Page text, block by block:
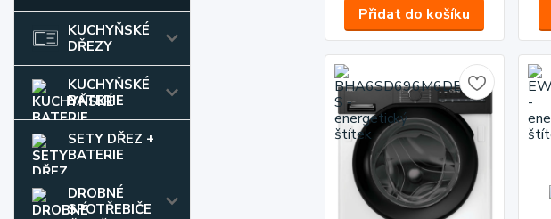
KUCHYŇSKÉ
DŘEZY
KUCHYŇSKÉ
BATERIE
SETY DŘEZ +
BATERIE
DROBNÉ
SPOTŘEBIČE
Přidat do košíku